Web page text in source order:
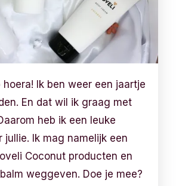
hoera! Ik ben weer een jaartje
En dat wil ik graag met
heb ik een leuke
jullie. Ik mag namelijk een
Coconut producten en
weggeven. Doe je mee?